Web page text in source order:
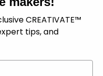
CREATIVATE™
tips, and